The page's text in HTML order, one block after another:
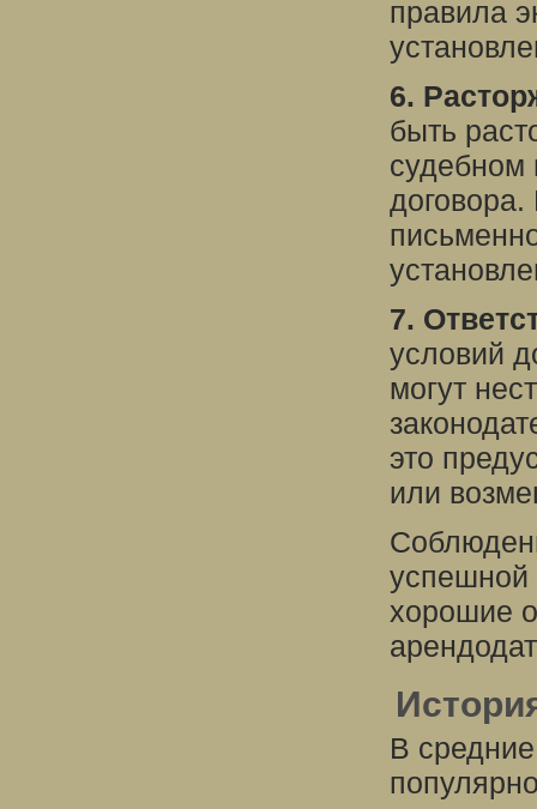
правила
6.
быть
судебном
7.
условий
могут
это
или
успешной
хорошие
В